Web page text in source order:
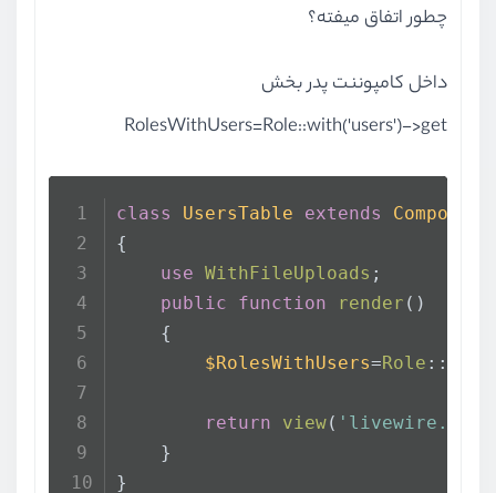
چطور اتفاق میفته؟
داخل کامپوننت پدر بخش
RolesWithUsers=Role::with('users')->get
class UsersTable extends
Component
{
use WithFileUploads ;
public
function render ( )
    {
$RolesWithUsers=Role ::
return view(
    }
}